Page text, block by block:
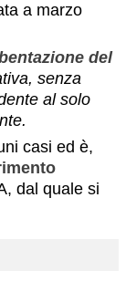
a marzo
del
senza
al solo
casi ed è,
dal quale si